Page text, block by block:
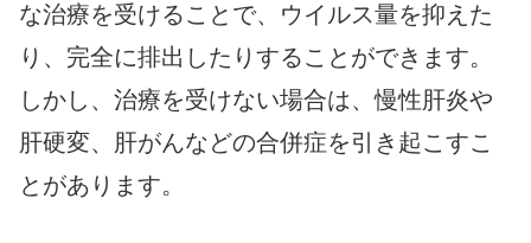
な治療を受けることで、ウイルス量を抑えた
り、完全に排出したりすることができます。
しかし、治療を受けない場合は、慢性肝炎や
肝硬変、肝がんなどの合併症を引き起こすこ
とがあります。